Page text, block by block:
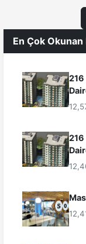
En Çok
216
216